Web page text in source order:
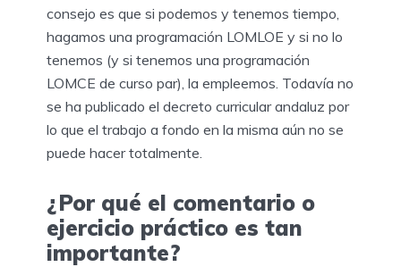
consejo es que si podemos y tenemos tiempo,
hagamos una programación LOMLOE y si no lo
tenemos (y si tenemos una programación
LOMCE de curso par), la empleemos. Todavía no
se ha publicado el decreto curricular andaluz por
lo que el trabajo a fondo en la misma aún no se
puede hacer totalmente.
¿Por qué el comentario o
ejercicio práctico es tan
importante?